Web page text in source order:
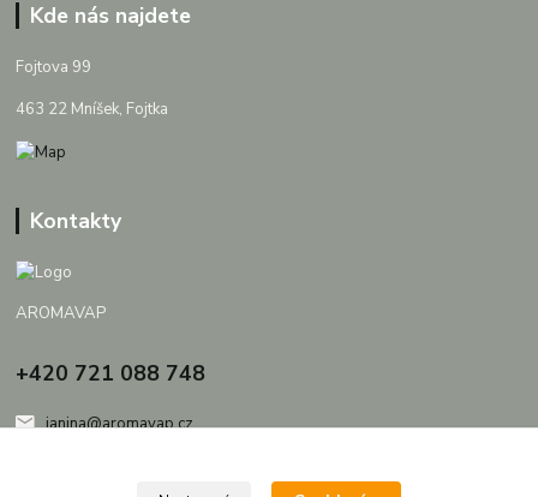
Kde nás najdete
Fojtova 99
463 22 Mníšek, Fojtka
Kontakty
AROMAVAP
+420 721 088 748
janina@aromavap.cz